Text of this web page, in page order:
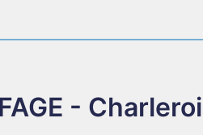
- Charleroi